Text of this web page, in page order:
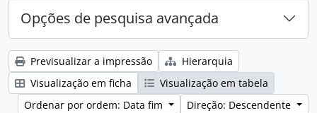
Opções de pesquisa avançada
Previsualizar a impressão
Hierarquia
Visualização em ficha
Visualização em tabela
Ordenar por ordem: Data fim
Direção: Descendente